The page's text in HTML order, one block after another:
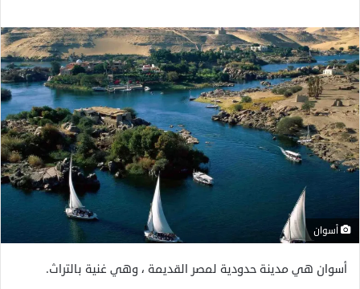
أسوان
أسوان هي مدينة حدودية لمصر القديمة ، وهي غنية بالتراث.